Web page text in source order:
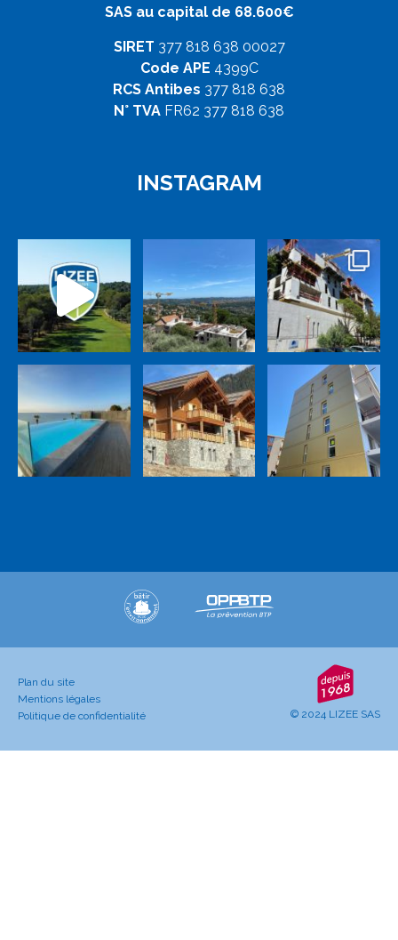
SAS au capital de 68.600€
SIRET 377 818 638 00027
Code APE 4399C
RCS Antibes 377 818 638
N° TVA FR62 377 818 638
INSTAGRAM
Plan du site
Mentions légales
Politique de confidentialité
© 2024 LIZEE SAS